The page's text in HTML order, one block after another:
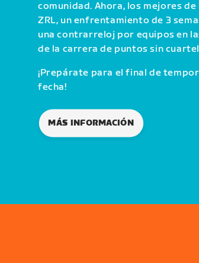
comunidad. Ahora, los mejores
ZRL, un enfrentamiento de 3
una contrarreloj por equipos en
de la carrera de puntos sin
¡Prepárate para el final de
fecha!
MÁS INFORMACIÓN